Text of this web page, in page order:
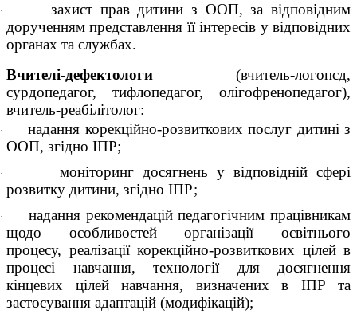
·
захист прав дитини з ООП, за відповідним
дорученням представлення її інтересів у відповідних
органах та службах.
Вчителі-дефектологи (вчитель-логопсд,
сурдопедагог, тифлопедагог, олігофренопедагог),
вчитель-реабілітолог:
·
надання корекційно-розвиткових послуг дитині з
ООП, згідно ІПP;
·
моніторинг досягнень у відповідній сфері
розвитку дитини, згідно ІПР;
·
надання рекомендацій педагогічним працівникам
щодо особливостей організації освітнього
процесу, реалізації корекційно-розвиткових цілей в
процесі навчання, технології для досягнення
кінцевих цілей навчання, визначених в ІПР та
застосування адаптацій (модифікацій);